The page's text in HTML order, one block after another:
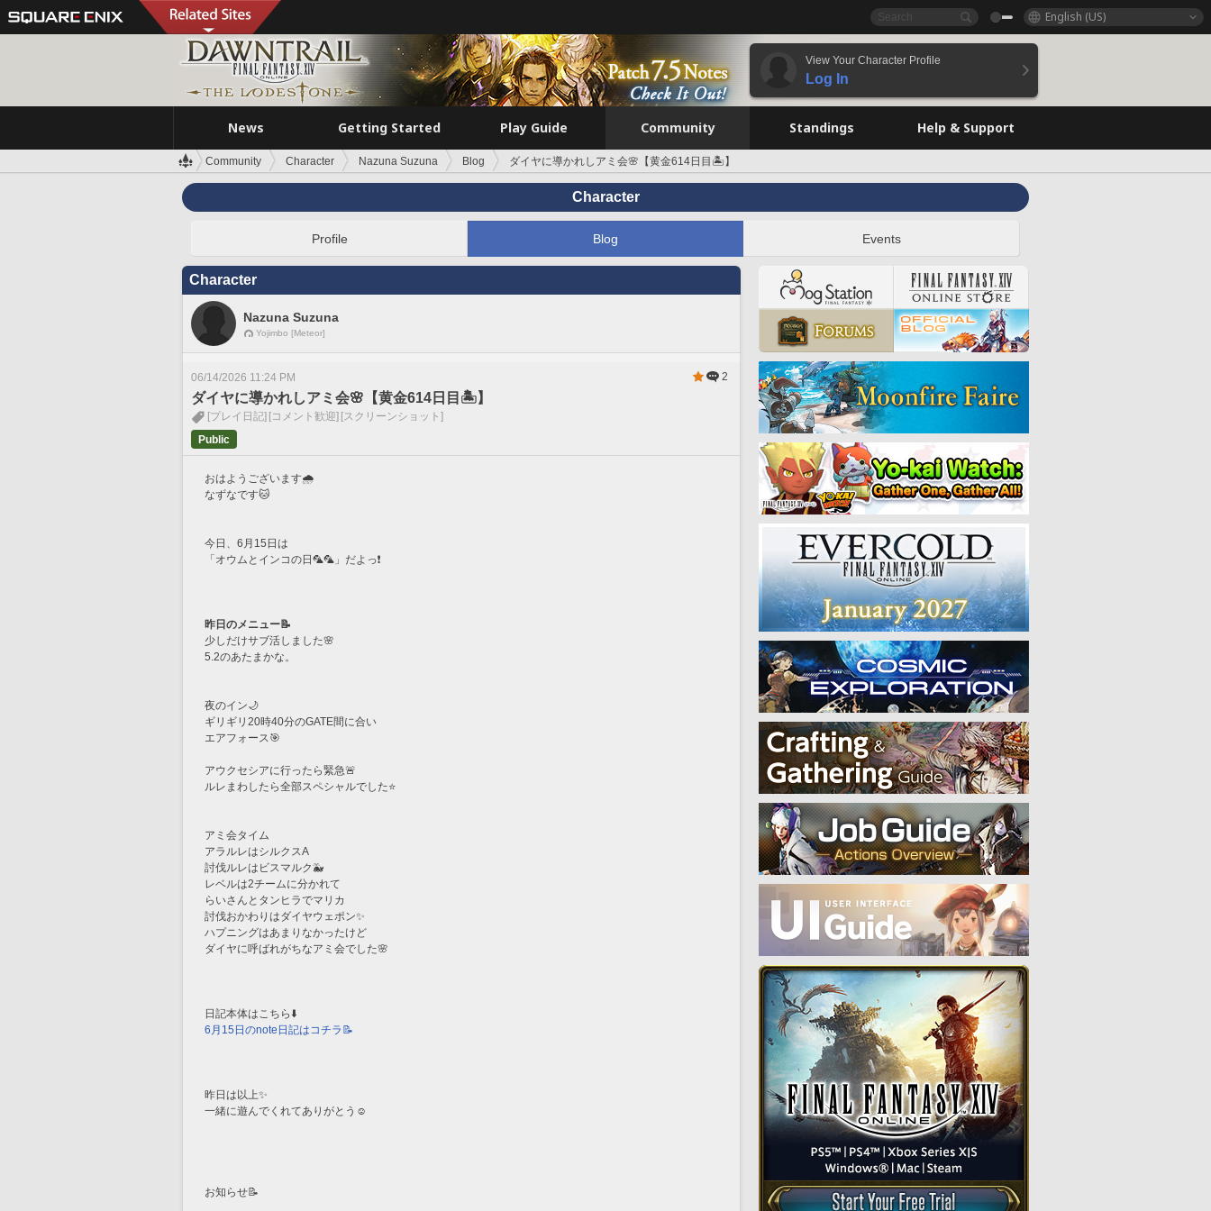
English (US)
View Your Character Profile
Log In
News Getting Started Play Guide Community Standings Help & Support
Community Character Nazuna Suzuna Blog ダイヤに導かれしアミ会🌸【黄金614日目🏝️】
Character
Profile Blog Events
Character
Nazuna Suzuna
Yojimbo [Meteor]
06/14/2026 11:24 PM 2
ダイヤに導かれしアミ会🌸【黄金614日目🏝️】
[プレイ日記] [コメント歓迎] [スクリーンショット]
Public
おはようございます🌧️
なずなです🐱
今日、6月15日は
「オウムとインコの日🦜🦜」だよっ❗️
昨日のメニュー📝
少しだけサブ活しました🌸
5.2のあたまかな。
夜のイン🌙
ギリギリ20時40分のGATE間に合い
エアフォース🎯
アウクセシアに行ったら緊急🚨
ルレまわしたら全部スペシャルでした⭐️
アミ会タイム
アラルレはシルクスA
討伐ルレはビスマルク🐳
レベルは2チームに分かれて
らいさんとタンヒラでマリカ
討伐おかわりはダイヤウェポン✨
ハプニングはあまりなかったけど
ダイヤに呼ばれがちなアミ会でした🌸
日記本体はこちら⬇️
6月15日のnote日記はコチラ📝
昨日は以上✨
一緒に遊んでくれてありがとう☺️
お知らせ📝